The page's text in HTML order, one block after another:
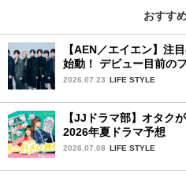
おすす
【AEN／エイエン】注
始動！ デビュー目前の
ュー。7人の魅力に迫り
2026.07.23 LIFE STYLE
【JJドラマ部】オタク
2026年夏ドラマ予想
2026.07.08 LIFE STYLE